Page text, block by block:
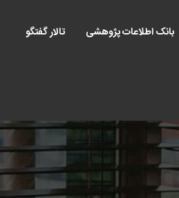
بانک اطلاعات پژوهشی تالار گفتگو